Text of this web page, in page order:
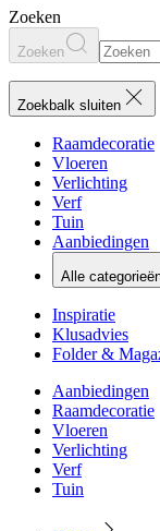
Zoeken
Zoeken
Zoekbalk sluiten
Raamdecoratie
Vloeren
Verlichting
Verf
Tuin
Aanbiedingen
Alle
Inspiratie
Klusadvies
Folder &
Aanbiedingen
Raamdecoratie
Vloeren
Verlichting
Verf
Tuin